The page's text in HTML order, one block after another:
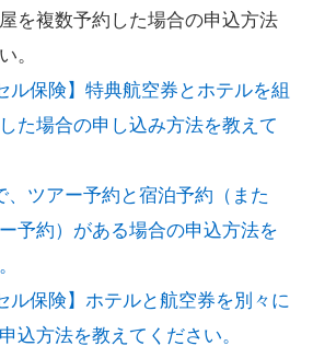
を複数予約した場合の申込方法
。
ル保険】特典航空券とホテルを組
た場合の申し込み方法を教えて
、ツアー予約と宿泊予約（また
予約）がある場合の申込方法を
ル保険】ホテルと航空券を別々に
込方法を教えてください。